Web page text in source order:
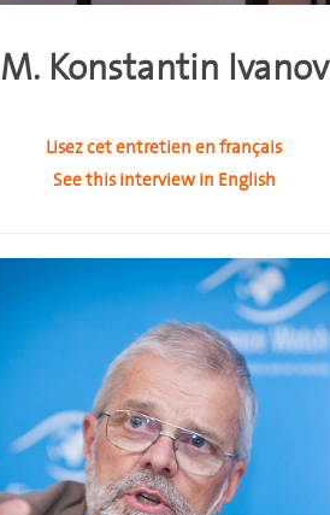
M. Konstantin Ivanov
Lisez cet entretien en français
See this interview in English